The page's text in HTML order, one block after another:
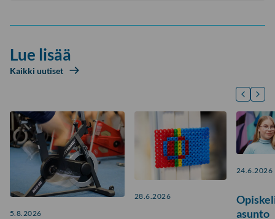
Lue lisää
Kaikki uutiset
5.8.2026
28.6.2026
24.6.2026
asunto